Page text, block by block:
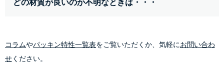
どの材質が良いのか不明なときは・・・
コラムやパッキン特性一覧表をご覧いただくか、気軽にお問い合わ
せください。